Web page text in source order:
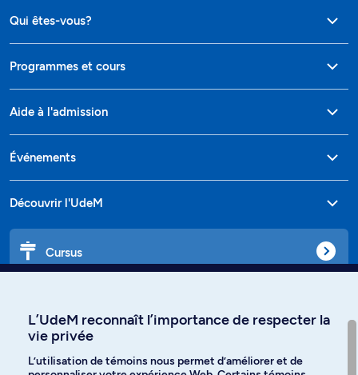
Qui êtes-vous?
Programmes et cours
Aide à l'admission
Événements
Découvrir l'UdeM
Cursus
L’UdeM reconnaît l’importance de respecter la
vie privée
L’utilisation de témoins nous permet d’améliorer et de